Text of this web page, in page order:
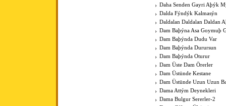
Daha Senden Gayri Aþýk
Dalda Fýndýk Kalmasýn
Daldalan Daldalan Daldan
Dam Baþýna Asa Goymuþ
Dam Baþýnda Dudu Var
Dam Baþýnda Durursun
Dam Baþýnda Oturur
Dam Üste Dam Örerler
Dam Üstünde Kestane
Dam Üstünde Uzun Uzun
Dama Attým Deynekleri
Dama Bulgur Sererler-2